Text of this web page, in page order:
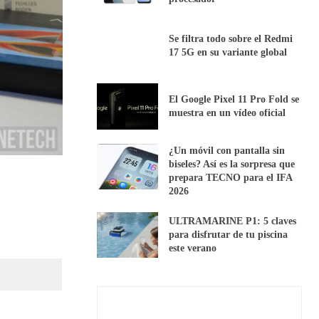
Se filtra todo sobre el Redmi
17 5G en su variante global
El Google Pixel 11 Pro Fold se
muestra en un vídeo oficial
¿Un móvil con pantalla sin
biseles? Así es la sorpresa que
prepara TECNO para el IFA
2026
ULTRAMARINE P1: 5 claves
para disfrutar de tu piscina
este verano